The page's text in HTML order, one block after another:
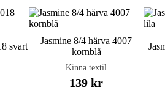
svart
Jasmine 8/4 härva 4007
kornblå
Kinna textil
139 kr